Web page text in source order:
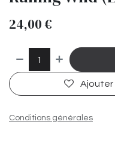
24,00 €
Ajouter
Conditions générales